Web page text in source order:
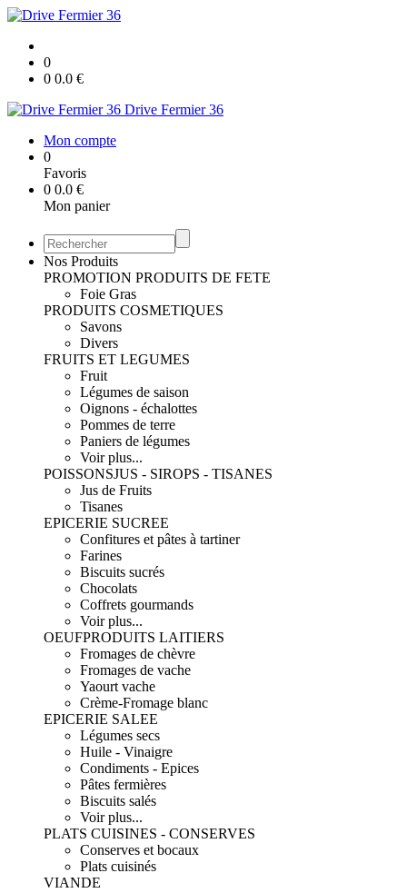
0
0 0.0 €
Drive Fermier 36
Mon compte
0
Favoris
0 0.0 €
Mon panier
Nos Produits
PROMOTION PRODUITS DE FETE
Foie Gras
PRODUITS COSMETIQUES
Savons
Divers
FRUITS ET LEGUMES
Fruit
Légumes de saison
Oignons - échalottes
Pommes de terre
Paniers de légumes
Voir plus...
POISSONSJUS - SIROPS - TISANES
Jus de Fruits
Tisanes
EPICERIE SUCREE
Confitures et pâtes à tartiner
Farines
Biscuits sucrés
Chocolats
Coffrets gourmands
Voir plus...
OEUFPRODUITS LAITIERS
Fromages de chèvre
Fromages de vache
Yaourt vache
Crème-Fromage blanc
EPICERIE SALEE
Légumes secs
Huile - Vinaigre
Condiments - Epices
Pâtes fermières
Biscuits salés
Voir plus...
PLATS CUISINES - CONSERVES
Conserves et bocaux
Plats cuisinés
VIANDE